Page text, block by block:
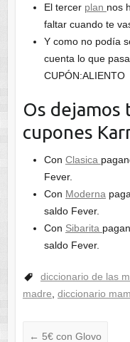
El tercer plan nos
faltar cuando te
Y como no podía
cuenta lo que
CUPÓN:ALIENTO
Os dejamos
cupones
Con Clasica
Fever.
Con Moderna
saldo Fever.
Con Sibarita
saldo Fever.
diccionario de las
madre diccionario
← 5€ con Glovo